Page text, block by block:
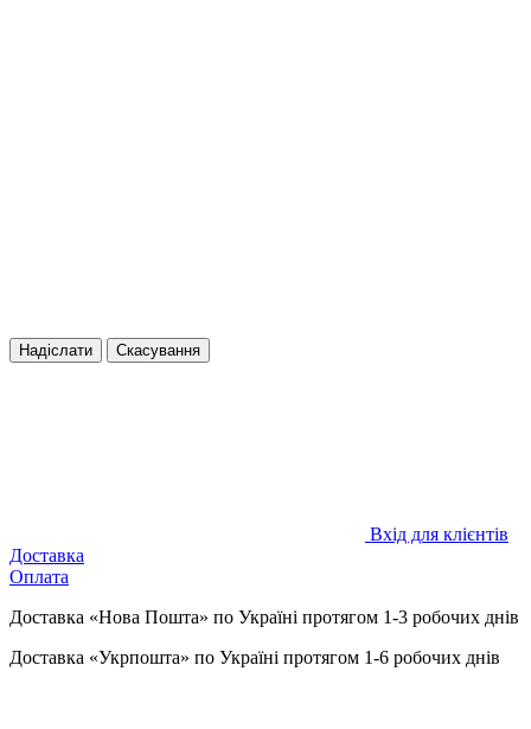
Надіслати Скасування
Вхід для клієнтів
Доставка
Оплата
Доставка «Нова Пошта» по Україні протягом 1-3 робочих днів
Доставка «Укрпошта» по Україні протягом 1-6 робочих днів